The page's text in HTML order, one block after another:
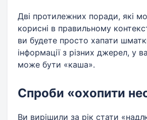
Дві протилежних поради, які
корисні в правильному
ви будете просто хапати
інформації з різних джерел, у
може бути «каша».
Спроби «охопити
Ви вирішили за рік стати